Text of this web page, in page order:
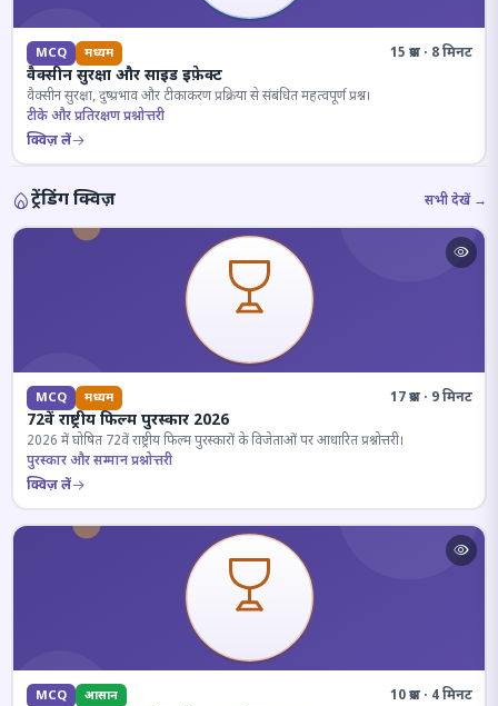
MCQ मध्यम 15 प्रश्न · 8 मिनट
वैक्सीन सुरक्षा और साइड इफ़ेक्ट
वैक्सीन सुरक्षा, दुष्प्रभाव और टीकाकरण प्रक्रिया से संबंधित महत्वपूर्ण प्रश्न।
टीके और प्रतिरक्षण प्रश्नोत्तरी
क्विज़ लें
ट्रेंडिंग क्विज़ सभी देखें →
MCQ मध्यम 17 प्रश्न · 9 मिनट
72वें राष्ट्रीय फिल्म पुरस्कार 2026
2026 में घोषित 72वें राष्ट्रीय फिल्म पुरस्कारों के विजेताओं पर आधारित प्रश्नोत्तरी।
पुरस्कार और सम्मान प्रश्नोत्तरी
क्विज़ लें
MCQ आसान 10 प्रश्न · 4 मिनट